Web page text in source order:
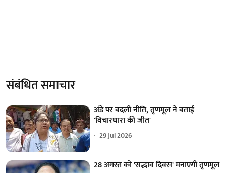
संबंधित समाचार
अंडे पर बदली नीति, तृणमूल ने बताई
'विचारधारा की जीत'
29 Jul 2026
28 अगस्त को 'सद्भाव दिवस' मनाएगी तृणमूल